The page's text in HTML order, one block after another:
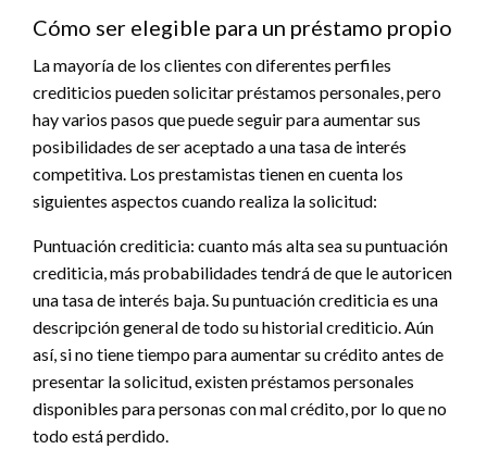
Cómo ser elegible para un préstamo propio
La mayoría de los clientes con diferentes perfiles
crediticios pueden solicitar préstamos personales, pero
hay varios pasos que puede seguir para aumentar sus
posibilidades de ser aceptado a una tasa de interés
competitiva. Los prestamistas tienen en cuenta los
siguientes aspectos cuando realiza la solicitud:
Puntuación crediticia: cuanto más alta sea su puntuación
crediticia, más probabilidades tendrá de que le autoricen
una tasa de interés baja. Su puntuación crediticia es una
descripción general de todo su historial crediticio. Aún
así, si no tiene tiempo para aumentar su crédito antes de
presentar la solicitud, existen préstamos personales
disponibles para personas con mal crédito, por lo que no
todo está perdido.